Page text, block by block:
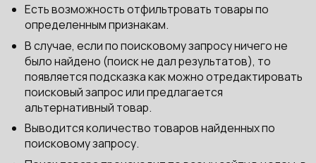
Есть возможность отфильтровать товары по
определенным признакам.
В случае, если по поисковому запросу ничего не
было найдено (поиск не дал результатов), то
появляется подсказка как можно отредактировать
поисковый запрос или предлагается
альтернативный товар.
Выводится количество товаров найденных по
поисковому запросу.